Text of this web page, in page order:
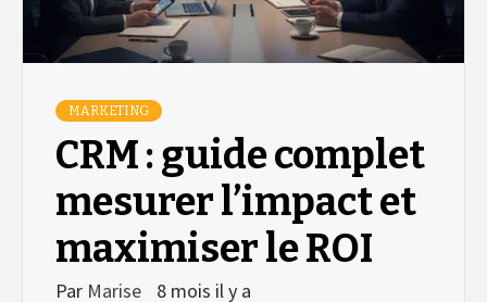
MARKETING
CRM : guide complet
mesurer l’impact et
maximiser le ROI
Par Marise 8 mois il y a